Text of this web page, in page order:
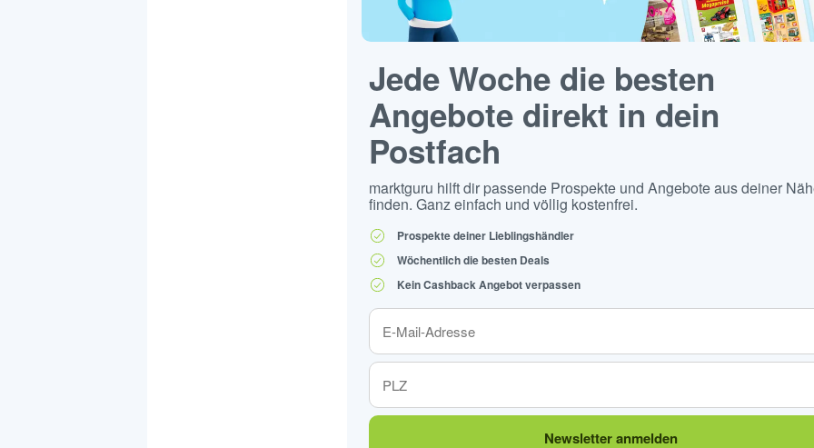
Jede Woche die besten
Angebote direkt in dein
Postfach
marktguru hilft dir passende Prospekte und Angebote aus deiner
finden. Ganz einfach und völlig kostenfrei.
Prospekte deiner Lieblingshändler
Wöchentlich die besten Deals
Kein Cashback Angebot verpassen
Newsletter anmelden